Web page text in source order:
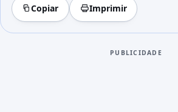
Copiar Imprimir
PUBLICIDADE